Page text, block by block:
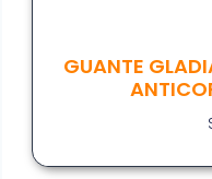
GUANTE